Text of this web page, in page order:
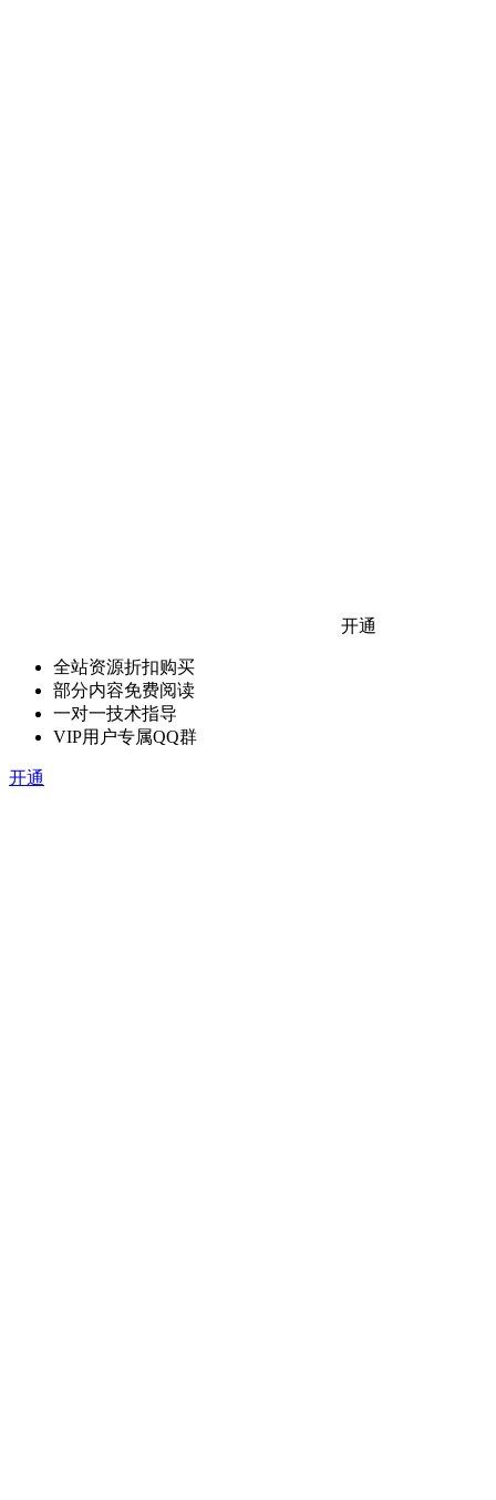
开通
全站资源折扣购买
部分内容免费阅读
一对一技术指导
VIP用户专属QQ群
开通